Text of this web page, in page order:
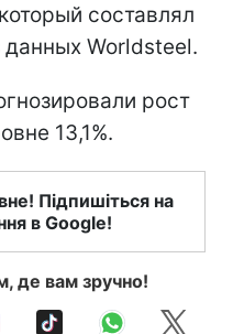
составлял
данных Worldsteel.
рост
13,1%.
Підпишіться на
в Google!
де вам зручно!